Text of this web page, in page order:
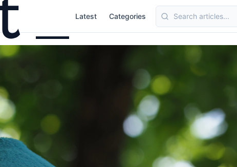
Latest Categories Topics standard.site